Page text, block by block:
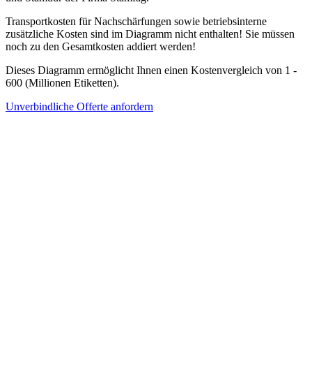
Transportkosten für Nachschärfungen sowie betriebsinterne
zusätzliche Kosten sind im Diagramm nicht enthalten! Sie müssen
noch zu den Gesamtkosten addiert werden!
Dieses Diagramm ermöglicht Ihnen einen Kostenvergleich von 1 -
600 (Millionen Etiketten).
Unverbindliche Offerte anfordern